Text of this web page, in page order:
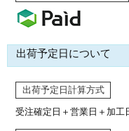
出荷予定日について
出荷予定日計算方式
受注確定日＋営業日＋加工